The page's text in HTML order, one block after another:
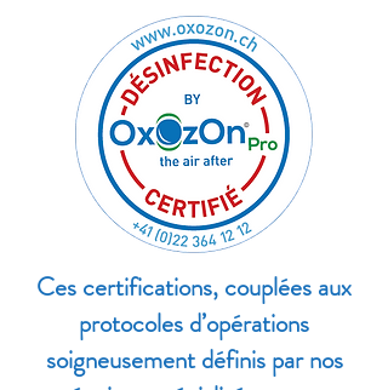
Ces certifications, couplées aux
protocoles d’opérations
soigneusement définis par nos